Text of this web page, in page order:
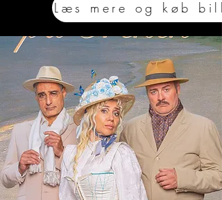
Læs mere og køb